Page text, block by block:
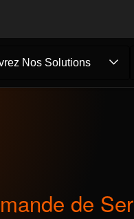
Nos Solutions
/Soumettre une Dem...
de